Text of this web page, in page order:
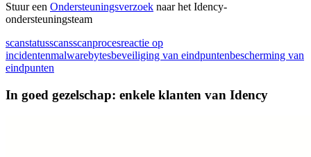
Stuur een Ondersteuningsverzoek naar het Idency-
ondersteuningsteam
scanstatusscansscanprocesreactie op
incidentenmalwarebytesbeveiliging van eindpuntenbescherming van
eindpunten
In goed gezelschap: enkele klanten van Idency